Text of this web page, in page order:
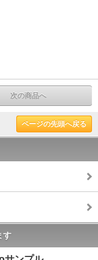
次の商品へ
ページの先頭へ戻る
す